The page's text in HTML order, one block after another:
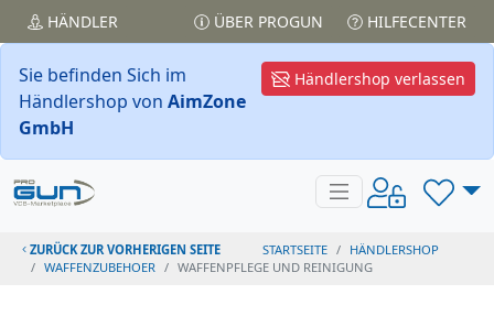
HÄNDLER ÜBER PROGUN HILFECENTER
Händlershop verlassen
Sie befinden Sich im
Händlershop von AimZone
GmbH
ZURÜCK ZUR VORHERIGEN SEITE STARTSEITE
HÄNDLERSHOP
WAFFENZUBEHOER
WAFFENPFLEGE UND REINIGUNG